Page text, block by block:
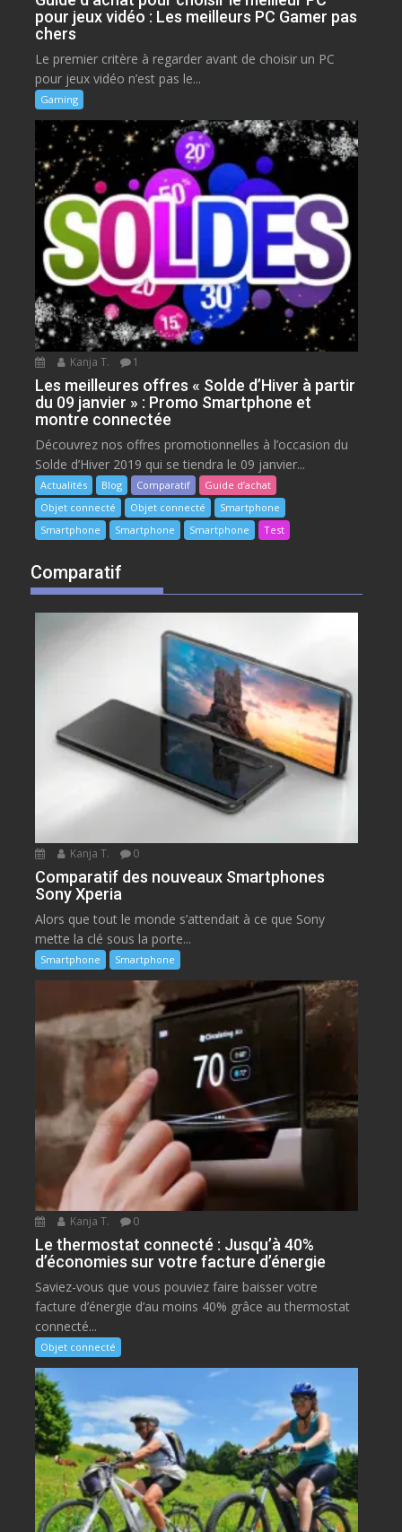
pour jeux vidéo : Les meilleurs PC Gamer pas
chers
Le premier critère à regarder avant de choisir un PC
pour jeux vidéo n’est pas le...
Gaming
Kanja T. 1
Les meilleures offres « Solde d’Hiver à partir
du 09 janvier » : Promo Smartphone et
montre connectée
Découvrez nos offres promotionnelles à l’occasion du
Solde d’Hiver 2019 qui se tiendra le 09 janvier...
Actualités Blog Comparatif
Guide d’achat
Objet connecté
Objet connecté
Smartphone
Smartphone
Smartphone Smartphone Test
Comparatif
Kanja T. 0
Comparatif des nouveaux Smartphones
Sony Xperia
Alors que tout le monde s’attendait à ce que Sony
mette la clé sous la porte...
Smartphone Smartphone
Kanja T. 0
Le thermostat connecté : Jusqu’à 40%
d’économies sur votre facture d’énergie
Saviez-vous que vous pouviez faire baisser votre
facture d’énergie d’au moins 40% grâce au thermostat
connecté...
Objet connecté